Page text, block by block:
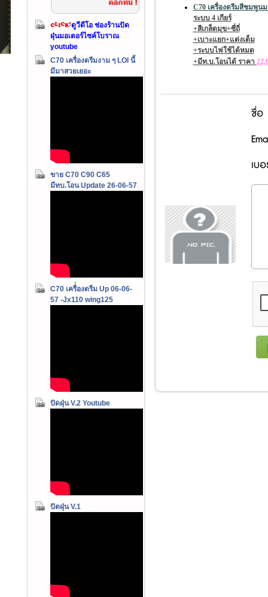
ดูวีดีโอ ช่องร้านปัด
ฝุ่นมอเตอร์ไซค์โบราณ
youtube
C70 เครื่องดรีมงาม ๆ LOI นี้
มีมาสวยเยอะ
ขาย C70 C90 C65
มีทบ.โอน Update 26-06-57
C70 เครื่่องดรีม Up 06-06-
57 -Jx110 wing125
ปัดฝุ่น V.2 Youtube
ปัดฝุ่น V.1
C70 เครื่องดรีมสีชมพูน
ระบบ 4 เกียร์
+สีเกล็ดมุข+ซี่ถี่
+เบาะแยก+แต่งเต็ม
+ระบบไฟใช้ได้หมด
+มีท.บ.โอนได้ ราคา
ชื่อ
เบ